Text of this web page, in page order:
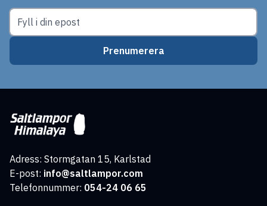
Prenumerera
Adress: Stormgatan 15, Karlstad
E-post: info@saltlampor.com
Telefonnummer: 054-24 06 65